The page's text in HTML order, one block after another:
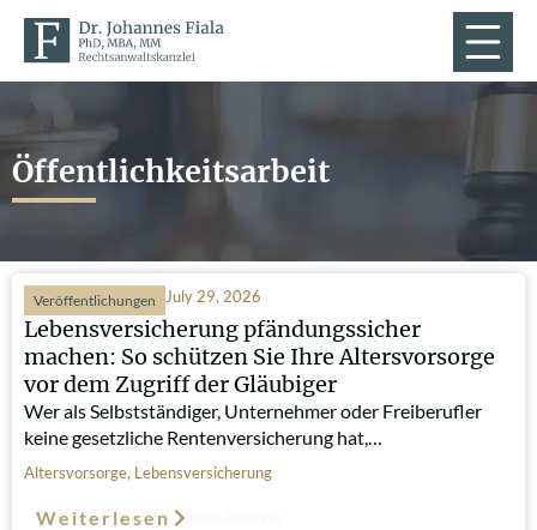
Öffentlichkeitsarbeit
Veröffentlichungen July 29, 2026
Lebensversicherung pfändungssicher
machen: So schützen Sie Ihre Altersvorsorge
vor dem Zugriff der Gläubiger
Wer als Selbstständiger, Unternehmer oder Freiberufler
keine gesetzliche Rentenversicherung hat,…
Altersvorsorge, Lebensversicherung
Weiterlesen